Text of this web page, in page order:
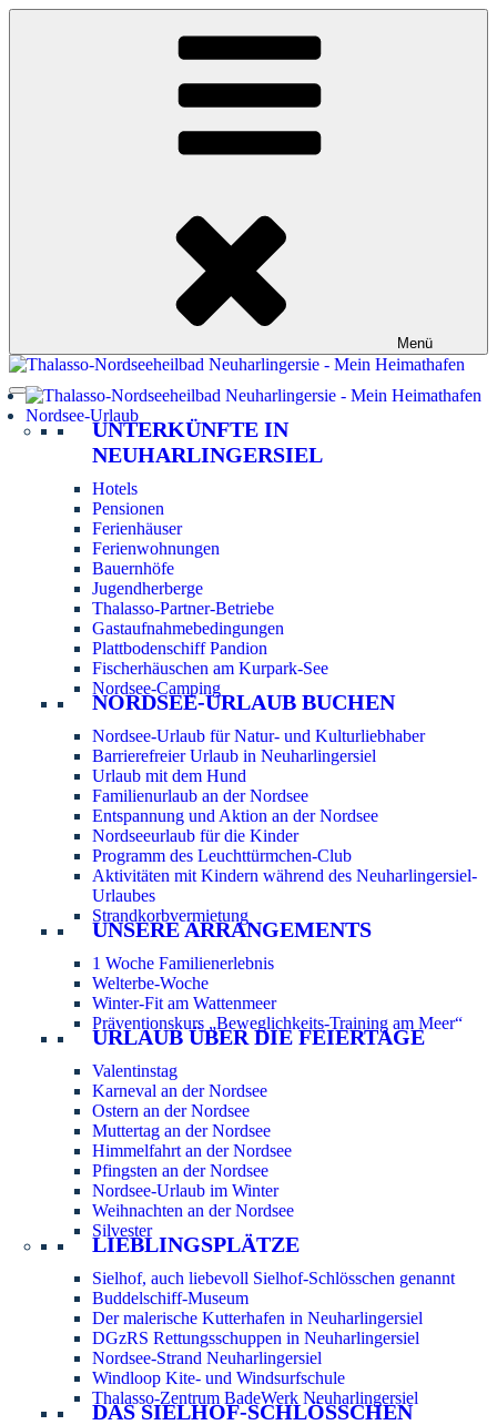
Zum
Menü
Nordsee-Urlaub
UNTERKÜNFTE IN
NEUHARLINGERSIEL
Hotels
Pensionen
Ferienhäuser
Ferienwohnungen
Bauernhöfe
Jugendherberge
Thalasso-Partner-Betriebe
Gastaufnahmebedingungen
Plattbodenschiff Pandion
Fischerhäuschen am Kurpark-See
Nordsee-Camping
NORDSEE-URLAUB BUCHEN
Nordsee-Urlaub für Natur- und Kulturliebhaber
Barrierefreier Urlaub in Neuharlingersiel
Urlaub mit dem Hund
Familienurlaub an der Nordsee
Entspannung und Aktion an der Nordsee
Nordseeurlaub für die Kinder
Programm des Leuchttürmchen-Club
Aktivitäten mit Kindern während des Neuharlingersiel-
Urlaubes
Strandkorbvermietung
UNSERE ARRANGEMENTS
1 Woche Familienerlebnis
Welterbe-Woche
Winter-Fit am Wattenmeer
Präventionskurs „Beweglichkeits-Training am Meer“
URLAUB ÜBER DIE FEIERTAGE
Valentinstag
Karneval an der Nordsee
Ostern an der Nordsee
Muttertag an der Nordsee
Himmelfahrt an der Nordsee
Pfingsten an der Nordsee
Nordsee-Urlaub im Winter
Weihnachten an der Nordsee
Silvester
LIEBLINGSPLÄTZE
Sielhof, auch liebevoll Sielhof-Schlösschen genannt
Buddelschiff-Museum
Der malerische Kutterhafen in Neuharlingersiel
DGzRS Rettungsschuppen in Neuharlingersiel
Nordsee-Strand Neuharlingersiel
Windloop Kite- und Windsurfschule
Thalasso-Zentrum BadeWerk Neuharlingersiel
DAS SIELHOF-SCHLÖSSCHEN